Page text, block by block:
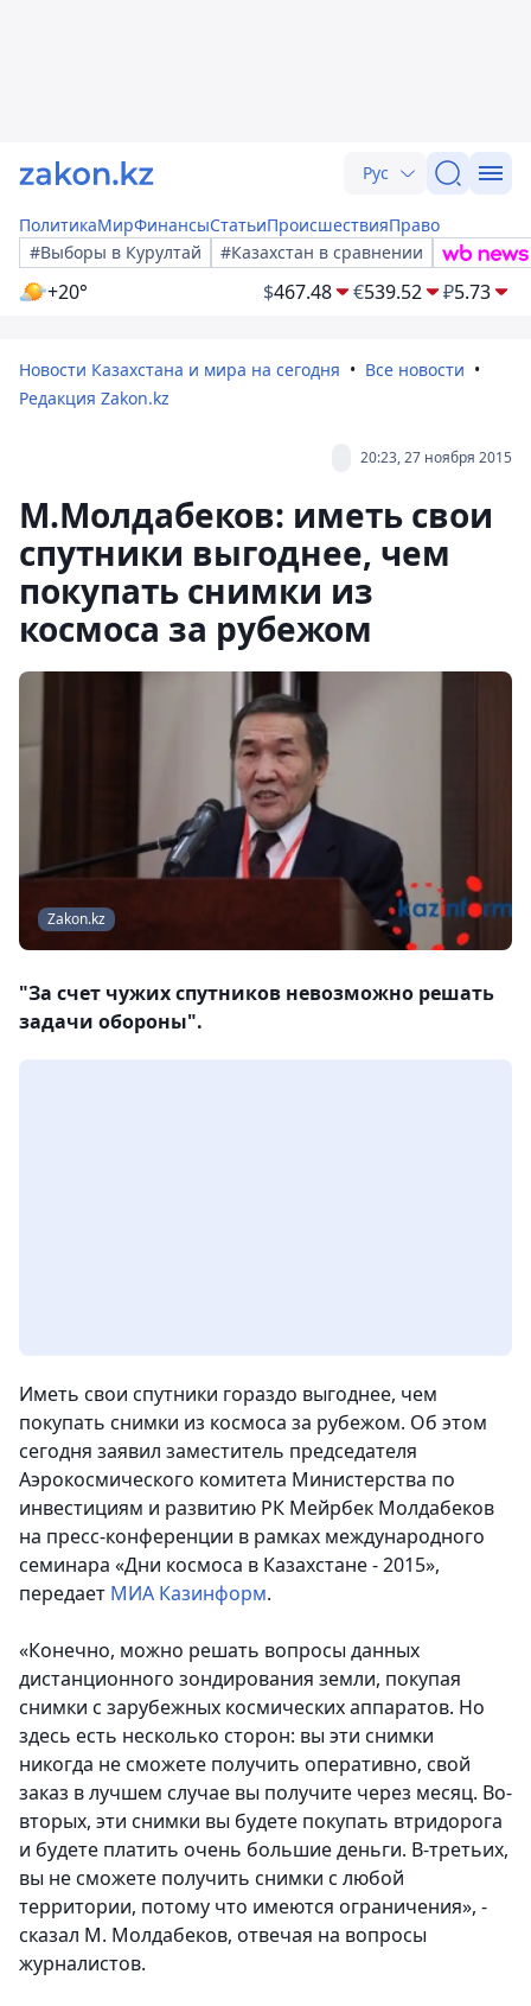
Рус
ПолитикаМирФинансыСтатьиПроисшествияПраво
#Выборы в Курултай
#Казахстан в сравнении
+20° $467.48 €539.52 ₽5.73
Новости Казахстана и мира на сегодня
Все новости
Редакция Zakon.kz
20:23, 27 ноября 2015
М.Молдабеков: иметь свои
спутники выгоднее, чем
покупать снимки из
космоса за рубежом
Zakon.kz
"За счет чужих спутников невозможно решать
задачи обороны".
Иметь свои спутники гораздо выгоднее, чем
покупать снимки из космоса за рубежом. Об этом
сегодня заявил заместитель председателя
Аэрокосмического комитета Министерства по
инвестициям и развитию РК Мейрбек Молдабеков
на пресс-конференции в рамках международного
семинара «Дни космоса в Казахстане - 2015»,
передает МИА Казинформ.
«Конечно, можно решать вопросы данных
дистанционного зондирования земли, покупая
снимки с зарубежных космических аппаратов. Но
здесь есть несколько сторон: вы эти снимки
никогда не сможете получить оперативно, свой
заказ в лучшем случае вы получите через месяц. Во-
вторых, эти снимки вы будете покупать втридорога
и будете платить очень большие деньги. В-третьих,
вы не сможете получить снимки с любой
территории, потому что имеются ограничения», -
сказал М. Молдабеков, отвечая на вопросы
журналистов.